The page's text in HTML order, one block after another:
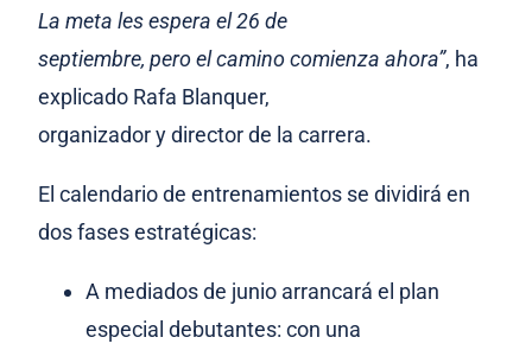
La meta les espera el 26 de
septiembre, pero el camino comienza ahora”, ha
explicado Rafa Blanquer,
organizador y director de la carrera.
El calendario de entrenamientos se dividirá en
dos fases estratégicas:
A mediados de junio arrancará el plan
especial debutantes: con una